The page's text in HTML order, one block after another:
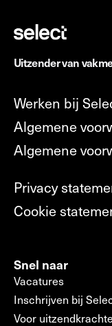
Uitzender van
Werken bij
Algemene
Algemene
Privacy
Cookie
Snel naar
Vacatures
Inschrijven bij
Voor